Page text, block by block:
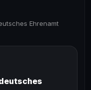
Ehrenamt